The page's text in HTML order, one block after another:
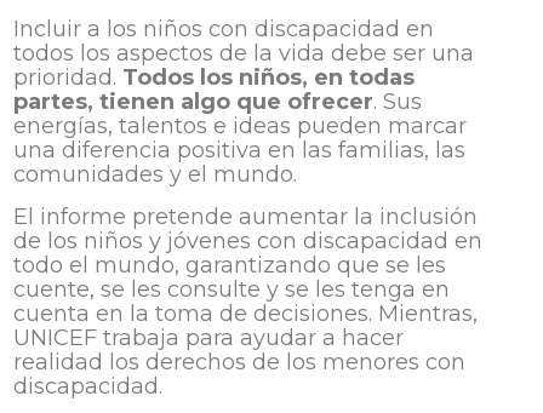
Incluir a los niños con discapacidad en
todos los aspectos de la vida debe ser una
prioridad. Todos los niños, en todas
partes, tienen algo que ofrecer. Sus
energías, talentos e ideas pueden marcar
una diferencia positiva en las familias, las
comunidades y el mundo.
El informe pretende aumentar la inclusión
de los niños y jóvenes con discapacidad en
todo el mundo, garantizando que se les
cuente, se les consulte y se les tenga en
cuenta en la toma de decisiones. Mientras,
UNICEF trabaja para ayudar a hacer
realidad los derechos de los menores con
discapacidad.